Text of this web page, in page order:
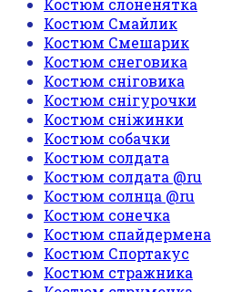
Костюм слоненятка
Костюм Смайлик
Костюм Смешарик
Костюм снеговика
Костюм сніговика
Костюм снігурочки
Костюм сніжинки
Костюм собачки
Костюм солдата
Костюм солдата @ru
Костюм солнца @ru
Костюм сонечка
Костюм спайдермена
Костюм Спортакус
Костюм стражника